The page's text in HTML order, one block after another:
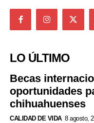
LO ÚLTIMO
Becas
oportunidades
chihuahuenses
CALIDAD DE VIDA 8 agosto,